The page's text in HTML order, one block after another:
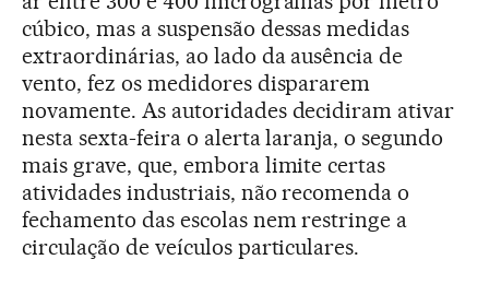
cúbico, mas a suspensão dessas medidas
extraordinárias, ao lado da ausência de
vento, fez os medidores dispararem
novamente. As autoridades decidiram ativar
nesta sexta-feira o alerta laranja, o segundo
mais grave, que, embora limite certas
atividades industriais, não recomenda o
fechamento das escolas nem restringe a
circulação de veículos particulares.